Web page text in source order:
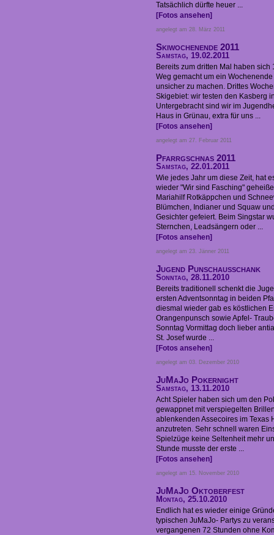
Tatsächlich dürfte heuer ...
[Fotos ansehen]
angelegt am 28. März 2011
Skiwochenende 2011
Samstag, 19.02.2011
Bereits zum dritten Mal haben
Weg gemacht um ein
unsicher zu machen. Drittes
Skigebiet: wir testen den Kasberg
Untergebracht sind wir im
Haus in Grünau, extra für uns ...
[Fotos ansehen]
angelegt am 27. Februar 2011
Pfarrgschnas 2011
Samstag, 22.01.2011
Wie jedes Jahr um diese Zeit, hat
wieder "Wir sind Fasching"
Mariahilf Rotkäppchen und
Blümchen, Indianer und Squaw
Gesichter gefeiert. Beim Singstar
Sternchen, Leadsängern oder ...
[Fotos ansehen]
angelegt am 23. Jänner 2011
Jugend Punschausschank
Sonntag, 28.11.2010
Bereits traditionell schenkt die
ersten Adventsonntag in beiden
diesmal wieder gab es köstlichen
Orangenpunsch sowie Apfel-
Sonntag Vormittag doch lieber
St. Josef wurde ...
[Fotos ansehen]
angelegt am 03. Dezember 2010
JuMaJo Pokernight
Samstag, 13.11.2010
Acht Spieler haben sich um den
gewappnet mit verspiegelten
ablenkenden Assecoires im Texas
anzutreten. Sehr schnell waren
Spielzüge keine Seltenheit mehr
Stunde musste der erste ...
[Fotos ansehen]
angelegt am 15. November 2010
JuMaJo Oktoberfest
Montag, 25.10.2010
Endlich hat es wieder einige
typischen JuMaJo- Partys zu
vergangenen 72 Stunden ohne